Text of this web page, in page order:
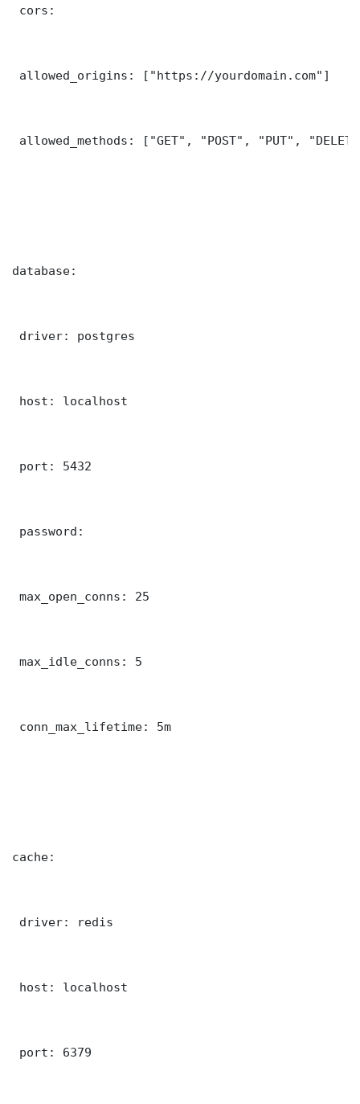
cors:
allowed_origins: ["https://yourdomain.com"]
allowed_methods: ["GET", "POST", "PUT",
database:
driver: postgres
host: localhost
port: 5432
password:
max_open_conns: 25
max_idle_conns: 5
conn_max_lifetime: 5m
cache:
driver: redis
host: localhost
port: 6379